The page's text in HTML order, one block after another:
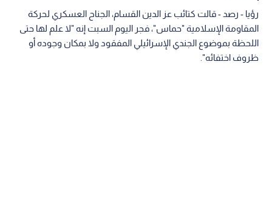
رؤيا - رصد - قالت كتائب عز الدين القسام، الجناح العسكري لحركة
المقاومة الإسلامية "حماس"، فجر اليوم السبت إنه "لا علم لها حتى
اللحظة بموضوع الجندي الإسرائيلي المفقود ولا بمكان وجوده أو
ظروف اختفائه".